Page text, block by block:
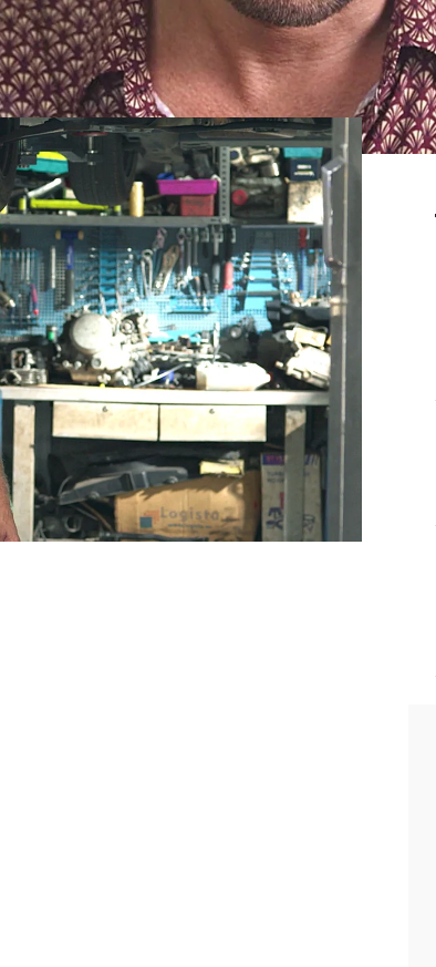
determinará de una vez por todas
detrás del robo de un
las acusaciones que hay contra
la misma estrategia: exculpar al
caiga sobre el mexicano.
lahistoria familiarque se
esperandoque cumpliese como
.
que suhistoria familiar
provenía de unorfanato
adoptivosa los pocos meses
hechasy las cartas sobre la
la declaración del juez.¿Quién